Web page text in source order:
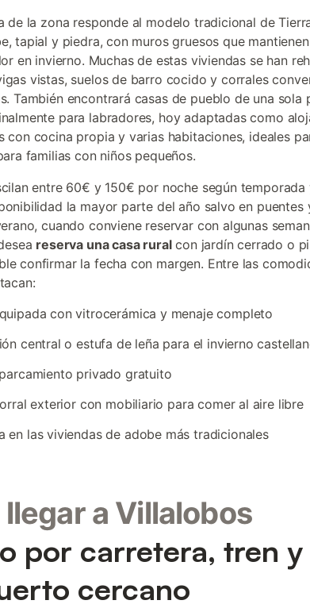
de la zona responde al modelo tradicional de
tapial y piedra, con muros gruesos que
en invierno. Muchas de estas viviendas se han
vistas, suelos de barro cocido y corrales
También encontrará casas de pueblo de una sola
para labradores, hoy adaptadas como
con cocina propia y varias habitaciones, ideales
familias con niños pequeños.
entre 60€ y 150€ por noche según temporada
la mayor parte del año salvo en puentes
cuando conviene reservar con algunas
reserva una casa ruralcon jardín cerrado o
confirmar la fecha con margen. Entre las
con vitrocerámica y menaje completo
central o estufa de leña para el invierno
privado gratuito
exterior con mobiliario para comer al aire libre
en las viviendas de adobe más tradicionales
a Villalobos
por carretera, tren y
cercano